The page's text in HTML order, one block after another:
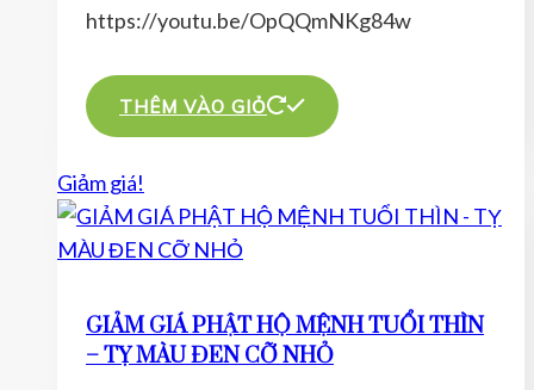
https://youtu.be/OpQQmNKg84w
THÊM VÀO GIỎ
Giảm giá!
GIẢM GIÁ PHẬT HỘ MỆNH TUỔI THÌN
– TỴ MÀU ĐEN CỠ NHỎ